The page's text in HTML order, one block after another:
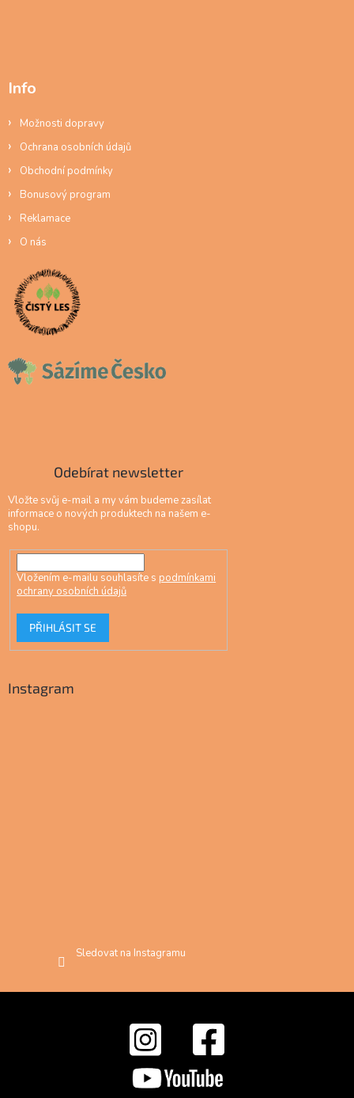
Info
Možnosti dopravy
Ochrana osobních údajů
Obchodní podmínky
Bonusový program
Reklamace
O nás
Odebírat newsletter
Vložte svůj e-mail a my vám budeme zasílat
informace o nových produktech na našem e-
shopu.
Vložením e-mailu souhlasíte s podmínkami
ochrany osobních údajů
PŘIHLÁSIT SE
Instagram
Sledovat na Instagramu